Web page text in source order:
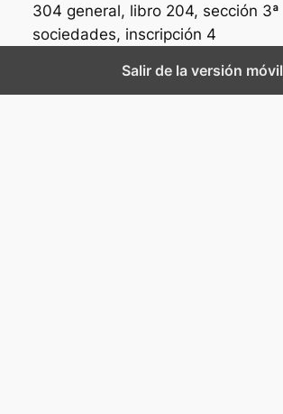
304 general, libro 204, sección 3ª
sociedades, inscripción 4
Salir de la versión móvil